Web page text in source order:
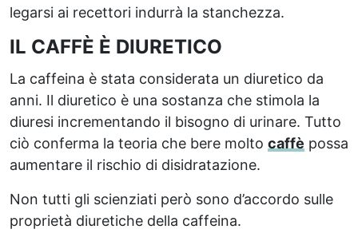
legarsi ai recettori indurrà la stanchezza.
IL CAFFÈ È DIURETICO
La caffeina è stata considerata un diuretico da
anni. Il diuretico è una sostanza che stimola la
diuresi incrementando il bisogno di urinare. Tutto
ciò conferma la teoria che bere molto caffè possa
aumentare il rischio di disidratazione.
Non tutti gli scienziati però sono d’accordo sulle
proprietà diuretiche della caffeina.